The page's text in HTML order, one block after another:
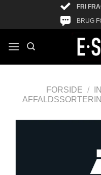
FRI
BRUG
FORSIDE /